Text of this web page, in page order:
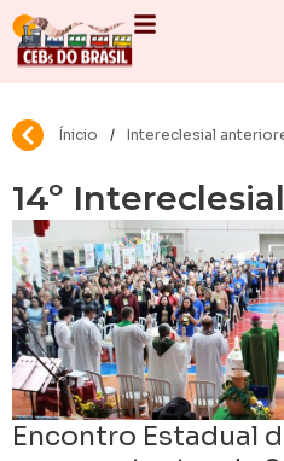
Ínicio / Intereclesial
14º Intereclesial
Encontro Estadual